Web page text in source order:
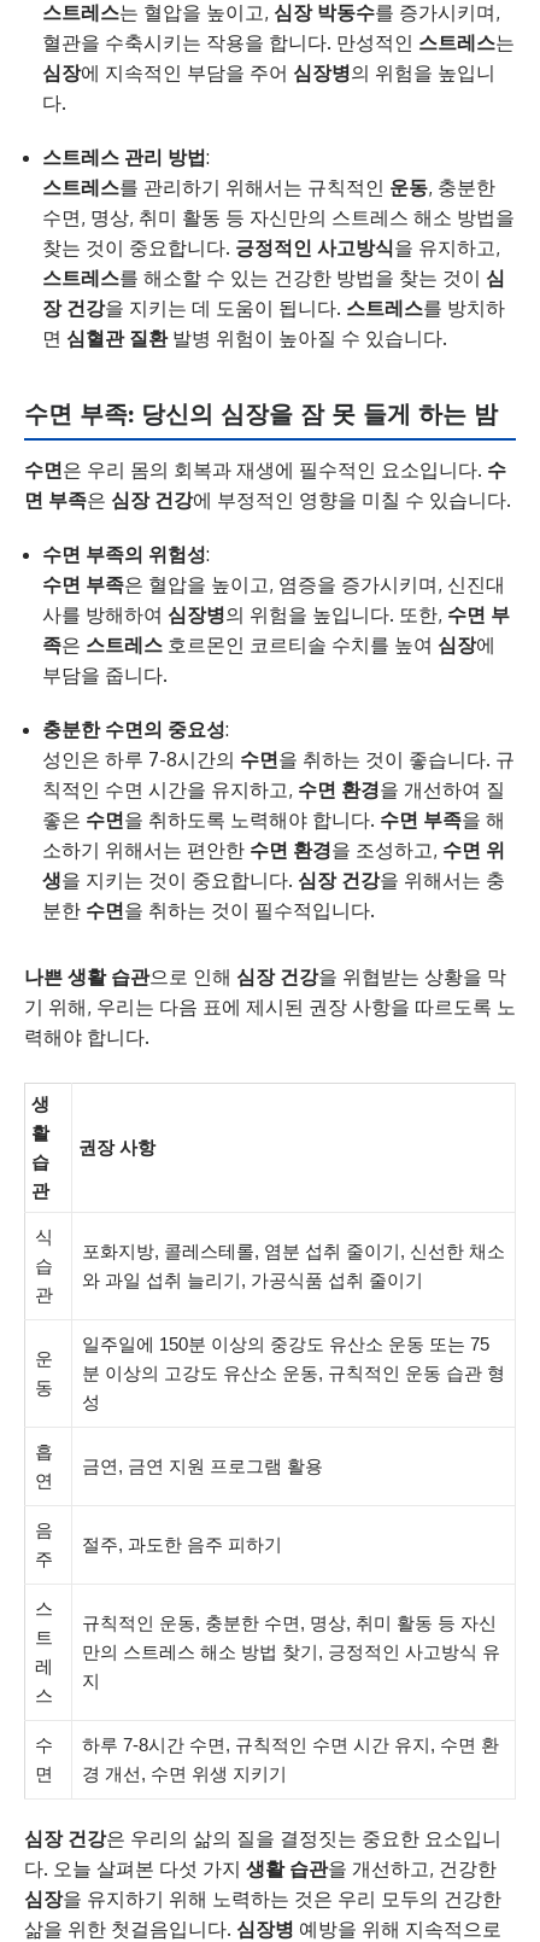
스트레스는 혈압을 높이고, 심장 박동수를 증가시키며,
혈관을 수축시키는 작용을 합니다. 만성적인 스트레스는
심장에 지속적인 부담을 주어 심장병의 위험을 높입니
다.
스트레스 관리 방법:
스트레스를 관리하기 위해서는 규칙적인 운동, 충분한
수면, 명상, 취미 활동 등 자신만의 스트레스 해소 방법을
찾는 것이 중요합니다. 긍정적인 사고방식을 유지하고,
스트레스를 해소할 수 있는 건강한 방법을 찾는 것이 심
장 건강을 지키는 데 도움이 됩니다. 스트레스를 방치하
면 심혈관 질환발병 위험이 높아질 수 있습니다.
수면 부족: 당신의 심장을 잠 못 들게 하는 밤
수면은 우리 몸의 회복과 재생에 필수적인 요소입니다. 수
면 부족은 심장 건강에 부정적인 영향을 미칠 수 있습니다.
수면 부족의 위험성:
수면 부족은 혈압을 높이고, 염증을 증가시키며, 신진대
사를 방해하여 심장병의 위험을 높입니다. 또한, 수면 부
족은 스트레스 호르몬인 코르티솔 수치를 높여 심장에
부담을 줍니다.
충분한 수면의 중요성:
성인은 하루 7-8시간의 수면을 취하는 것이 좋습니다. 규
칙적인 수면 시간을 유지하고, 수면 환경을 개선하여 질
좋은 수면을 취하도록 노력해야 합니다. 수면 부족을 해
소하기 위해서는 편안한 수면 환경을 조성하고, 수면 위
생을 지키는 것이 중요합니다. 심장 건강을 위해서는 충
분한 수면을 취하는 것이 필수적입니다.
나쁜 생활 습관으로 인해 심장 건강을 위협받는 상황을 막
기 위해, 우리는 다음 표에 제시된 권장 사항을 따르도록 노
력해야 합니다.
생
활
습
관
권장 사항
식
습
관
포화지방, 콜레스테롤, 염분 섭취 줄이기, 신선한 채소
와 과일 섭취 늘리기, 가공식품 섭취 줄이기
운
동
일주일에 150분 이상의 중강도 유산소 운동 또는 75
분 이상의 고강도 유산소 운동, 규칙적인 운동 습관 형
성
흡
연
금연, 금연 지원 프로그램 활용
음
주
절주, 과도한 음주 피하기
스
트
레
스
규칙적인 운동, 충분한 수면, 명상, 취미 활동 등 자신
만의 스트레스 해소 방법 찾기, 긍정적인 사고방식 유
지
수
면
하루 7-8시간 수면, 규칙적인 수면 시간 유지, 수면 환
경 개선, 수면 위생 지키기
심장 건강은 우리의 삶의 질을 결정짓는 중요한 요소입니
다. 오늘 살펴본 다섯 가지 생활 습관을 개선하고, 건강한
심장을 유지하기 위해 노력하는 것은 우리 모두의 건강한
삶을 위한 첫걸음입니다. 심장병 예방을 위해 지속적으로